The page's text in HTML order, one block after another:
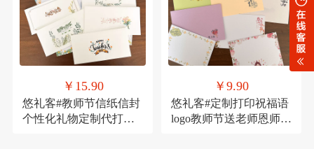
￥15.90
悠礼客#教师节信纸信封
个性化礼物定制代打印
￥9.90
悠礼客#定制打印祝福语
logo教师节送老师恩师礼